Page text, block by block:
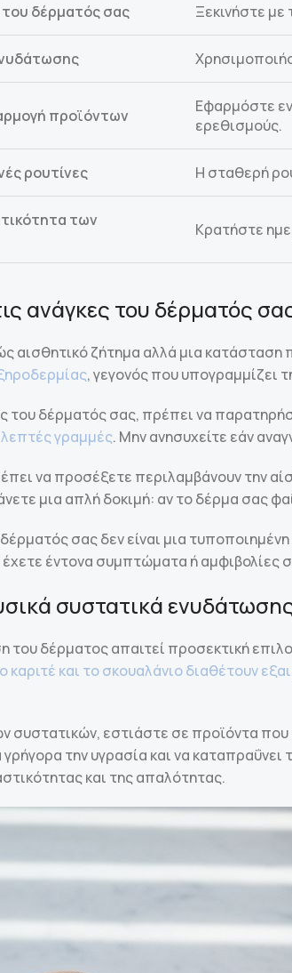
του δέρματός σας Ξεκινήστε
προϊόντων
Εφαρμόστε
ερεθισμούς.
ρουτίνες Η σταθερή
των
Κρατήστε
ανάγκες του δέρματός
αισθητικό ζήτημα αλλά μια κατάσταση
, γεγονός που υπογραμμίζει
του δέρματός σας, πρέπει να
λεπτές γραμμές. Μην ανησυχείτε εάν
να προσέξετε περιλαμβάνουν την
μια απλή δοκιμή: αν το δέρμα σας
σας δεν είναι μια
έχετε έντονα συμπτώματα ή
συστατικά
του δέρματος απαιτεί προσεκτική
και το σκουαλάνιο διαθέτουν
συστατικών, εστιάστε σε προϊόντα
την υγρασία και να
και της απαλότητας.